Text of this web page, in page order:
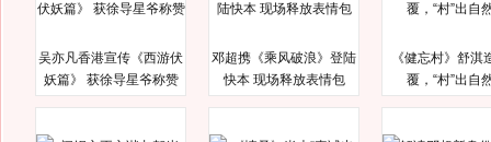
吴亦凡香港宣传《西游伏
妖篇》 获徐导星爷称赞
邓超携《乘风破浪》登陆
快本 现场释放表情包
《健忘村》舒淇
覆，“村”出自